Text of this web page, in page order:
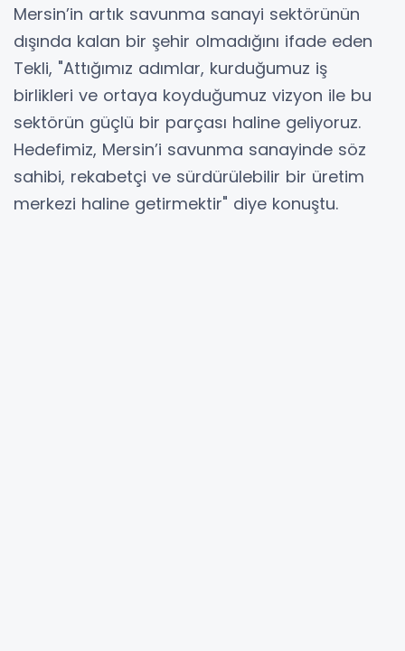
Mersin’in artık savunma sanayi sektörünün
dışında kalan bir şehir olmadığını ifade eden
Tekli, "Attığımız adımlar, kurduğumuz iş
birlikleri ve ortaya koyduğumuz vizyon ile bu
sektörün güçlü bir parçası haline geliyoruz.
Hedefimiz, Mersin’i savunma sanayinde söz
sahibi, rekabetçi ve sürdürülebilir bir üretim
merkezi haline getirmektir" diye konuştu.